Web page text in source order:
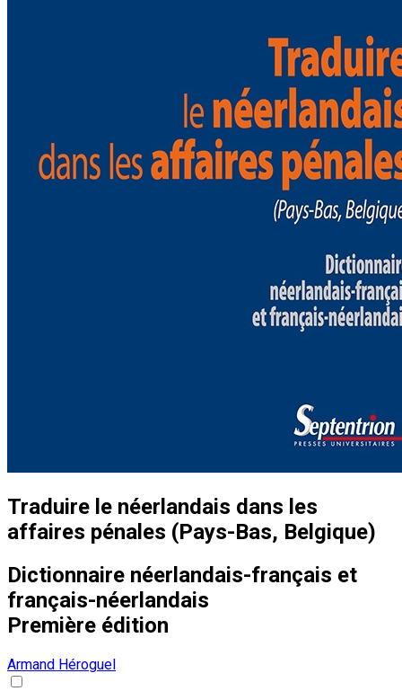
Traduire le néerlandais dans les
affaires pénales (Pays-Bas, Belgique)
Dictionnaire néerlandais-français et
français-néerlandais
Première édition
Armand Héroguel